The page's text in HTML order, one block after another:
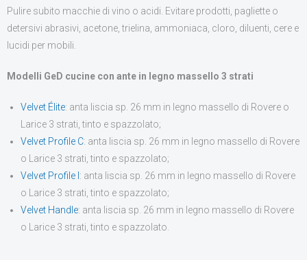
Pulire subito macchie di vino o acidi. Evitare prodotti, pagliette o
detersivi abrasivi, acetone, trielina, ammoniaca, cloro, diluenti, cere e
lucidi per mobili.
Modelli GeD cucine con ante in legno massello 3 strati
Velvet Élite: anta liscia sp. 26 mm in legno massello di Rovere o
Larice 3 strati, tinto e spazzolato;
Velvet Profile C: anta liscia sp. 26 mm in legno massello di Rovere
o Larice 3 strati, tinto e spazzolato;
Velvet Profile I : anta liscia sp. 26 mm in legno massello di Rovere
o Larice 3 strati, tinto e spazzolato;
Velvet Handle: anta liscia sp. 26 mm in legno massello di Rovere
o Larice 3 strati, tinto e spazzolato.